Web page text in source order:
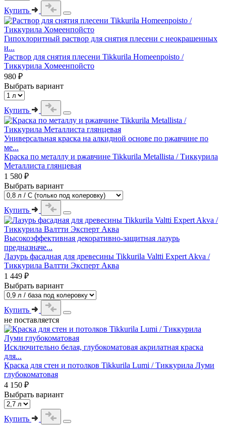
Купить
Гипохлоритный раствор для снятия плесени с неокрашенных
и...
Раствор для снятия плесени Tikkurila Homeenpoisto /
Тиккурила Хомеенпойсто
980 ₽
Выбрать вариант
Купить
Универсальная краска на алкидной основе по ржавчине по
ме...
Краска по металлу и ржавчине Tikkurila Metallista / Тиккурила
Металлиста глянцевая
1 580 ₽
Выбрать вариант
Купить
Высокоэффективная декоративно-защитная лазурь
предназначе...
Лазурь фасадная для древесины Tikkurila Valtti Expert Akva /
Тиккурила Валтти Эксперт Аква
1 449 ₽
Выбрать вариант
Купить
не поставляется
Исключительно белая, глубокоматовая акрилатная краска
для...
Краска для стен и потолков Tikkurila Lumi / Тиккурила Луми
глубокоматовая
4 150 ₽
Выбрать вариант
Купить